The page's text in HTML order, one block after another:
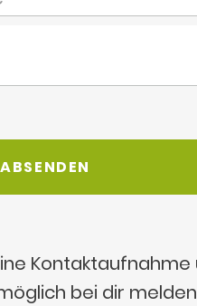
Kontaktaufnahme
bei dir